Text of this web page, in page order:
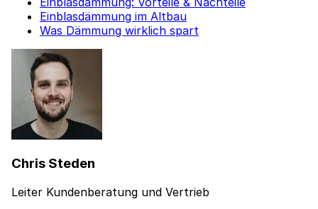
Einblasdämmung im Altbau
Was Dämmung wirklich spart
Chris Steden
Leiter Kundenberatung und Vertrieb